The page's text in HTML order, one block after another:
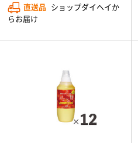
直送品 ショップダイヘイか
らお届け